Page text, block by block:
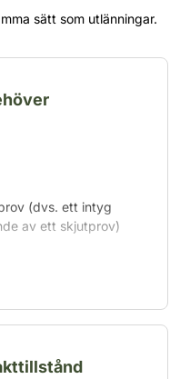
sätt som utlänningar.
(dvs. ett intyg
av ett skjutprov)
och i god tid